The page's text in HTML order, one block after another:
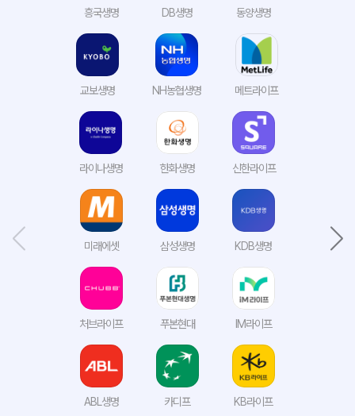
흥국생명 DB생명 동양생명
교보생명 NH농협생명 메트라이프
라이나생명 한화생명 신한라이프
미래에셋 삼성생명 KDB생명
처브라이프 푸본현대 IM라이프
ABL생명 카디프 KB라이프